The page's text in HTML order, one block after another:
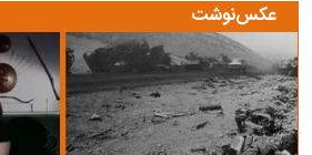
عکس‌نوشت